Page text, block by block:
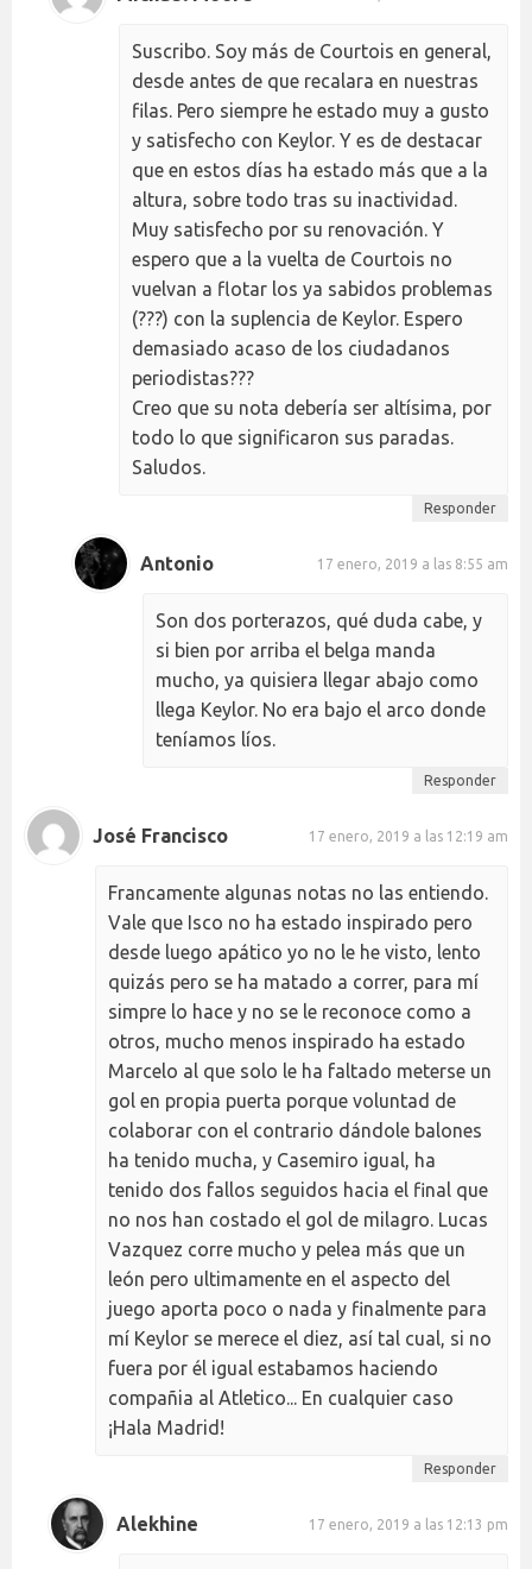
Suscribo. Soy más de Courtois en general,
desde antes de que recalara en nuestras
filas. Pero siempre he estado muy a gusto
y satisfecho con Keylor. Y es de destacar
que en estos días ha estado más que a la
altura, sobre todo tras su inactividad.
Muy satisfecho por su renovación. Y
espero que a la vuelta de Courtois no
vuelvan a flotar los ya sabidos problemas
(???) con la suplencia de Keylor. Espero
demasiado acaso de los ciudadanos
periodistas???
Creo que su nota debería ser altísima, por
todo lo que significaron sus paradas.
Saludos.
Responder
Antonio 17 enero, 2019 a las 8:55 am
Son dos porterazos, qué duda cabe, y
si bien por arriba el belga manda
mucho, ya quisiera llegar abajo como
llega Keylor. No era bajo el arco donde
teníamos líos.
Responder
José Francisco 17 enero, 2019 a las 12:19 am
Francamente algunas notas no las entiendo.
Vale que Isco no ha estado inspirado pero
desde luego apático yo no le he visto, lento
quizás pero se ha matado a correr, para mí
simpre lo hace y no se le reconoce como a
otros, mucho menos inspirado ha estado
Marcelo al que solo le ha faltado meterse un
gol en propia puerta porque voluntad de
colaborar con el contrario dándole balones
ha tenido mucha, y Casemiro igual, ha
tenido dos fallos seguidos hacia el final que
no nos han costado el gol de milagro. Lucas
Vazquez corre mucho y pelea más que un
león pero ultimamente en el aspecto del
juego aporta poco o nada y finalmente para
mí Keylor se merece el diez, así tal cual, si no
fuera por él igual estabamos haciendo
compañia al Atletico... En cualquier caso
¡Hala Madrid!
Responder
Alekhine 17 enero, 2019 a las 12:13 pm